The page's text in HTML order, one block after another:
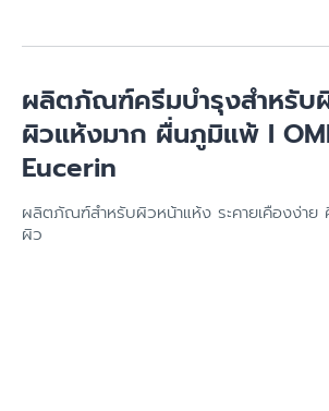
ผลิตภัณฑ์ครีมบำรุงสำหรับผิ
ผิวแห้งมาก ผื่นภูมิแพ้ I
Eucerin